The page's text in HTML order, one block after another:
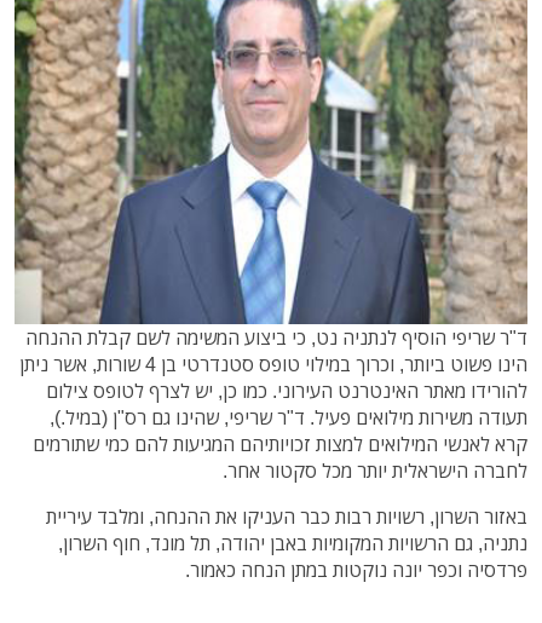
ד"ר שריפי הוסיף לנתניה נט, כי ביצוע המשימה לשם קבלת ההנחה
הינו פשוט ביותר, וכרוך במילוי טופס סטנדרטי בן 4 שורות, אשר ניתן
להורידו מאתר האינטרנט העירוני. כמו כן, יש לצרף לטופס צילום
תעודה משירות מילואים פעיל. ד"ר שריפי, שהינו גם רס"ן (במיל.),
קרא לאנשי המילואים למצות זכויותיהם המגיעות להם כמי שתורמים
לחברה הישראלית יותר מכל סקטור אחר.
באזור השרון, רשויות רבות כבר העניקו את ההנחה, ומלבד עיריית
נתניה, גם הרשויות המקומיות באבן יהודה, תל מונד, חוף השרון,
פרדסיה וכפר יונה נוקטות במתן הנחה כאמור.